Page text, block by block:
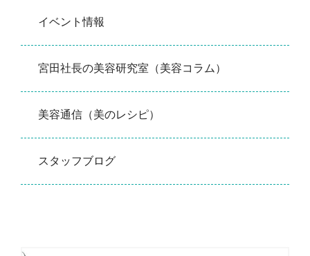
イベント情報
宮田社長の美容研究室（美容コラム）
美容通信（美のレシピ）
スタッフブログ